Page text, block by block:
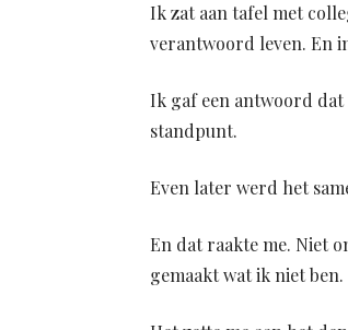
Ik zat aan tafel met
verantwoord leven. En
Ik gaf een antwoord dat
standpunt.
Even later werd het
En dat raakte me. Niet
gemaakt wat ik niet ben.